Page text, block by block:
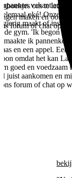
maken en ook
forum of chat op
om te laten
oké! Onze
maakt of
de gym. 'Ik begon
ik
en een appel.
omdat het kan
goed en
aankomen en
forum of chat op